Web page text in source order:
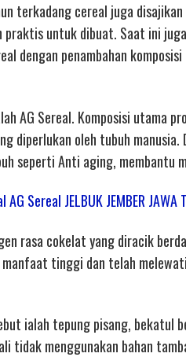
terkadang cereal juga
untuk dibuat. Saat ini
dengan penambahan
AG Sereal. Komposisi utama
diperlukan oleh tubuh
seperti Anti aging, membantu
Sereal JELBUK JEMBER JAWA
rasa cokelat yang diracik
tinggi dan telah
ialah tepung pisang, bekatul
tidak menggunakan bahan